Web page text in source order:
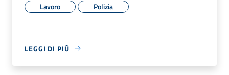
Lavoro
Polizia
LEGGI DI PIÙ